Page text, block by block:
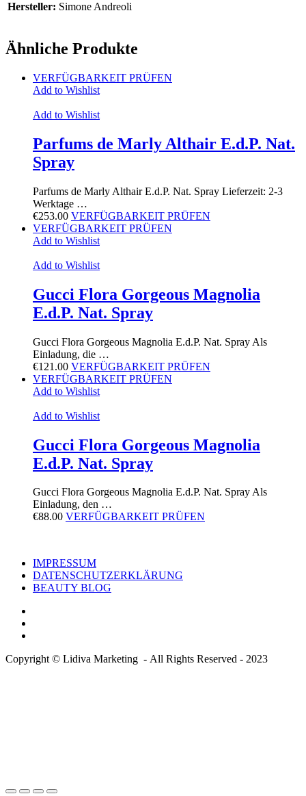
Hersteller: Simone Andreoli
Ähnliche Produkte
VERFÜGBARKEIT PRÜFEN
Add to Wishlist
Add to Wishlist
Parfums de Marly Althair E.d.P. Nat.
Spray
Parfums de Marly Althair E.d.P. Nat. Spray Lieferzeit: 2-3
Werktage …
€253.00 VERFÜGBARKEIT PRÜFEN
VERFÜGBARKEIT PRÜFEN
Add to Wishlist
Add to Wishlist
Gucci Flora Gorgeous Magnolia
E.d.P. Nat. Spray
Gucci Flora Gorgeous Magnolia E.d.P. Nat. Spray Als
Einladung, die …
€121.00 VERFÜGBARKEIT PRÜFEN
VERFÜGBARKEIT PRÜFEN
Add to Wishlist
Add to Wishlist
Gucci Flora Gorgeous Magnolia
E.d.P. Nat. Spray
Gucci Flora Gorgeous Magnolia E.d.P. Nat. Spray Als
Einladung, den …
€88.00 VERFÜGBARKEIT PRÜFEN
IMPRESSUM
DATENSCHUTZERKLÄRUNG
BEAUTY BLOG
Copyright © Lidiva Marketing - All Rights Reserved - 2023